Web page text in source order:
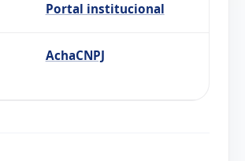
Portal institucional
AchaCNPJ